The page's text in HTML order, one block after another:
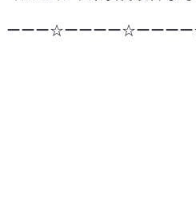
ーーー☆ーーーー☆ーーー